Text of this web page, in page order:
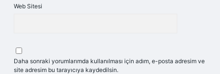
Web Sitesi
Daha sonraki yorumlarımda kullanılması için adım, e-posta adresim ve
site adresim bu tarayıcıya kaydedilsin.